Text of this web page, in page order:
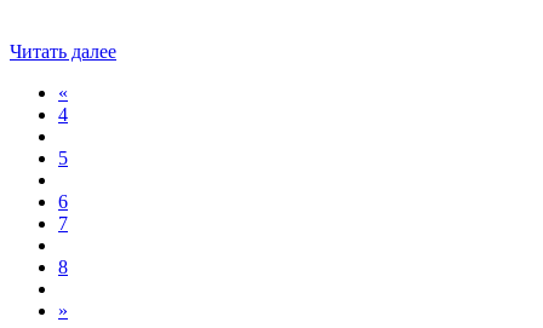
Читать далее
«
4
5
6
7
8
»